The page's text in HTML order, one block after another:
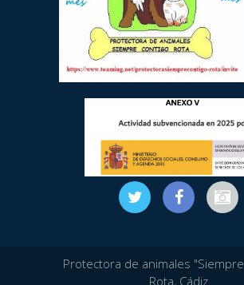
Protectora de animales
Rota, Cádiz